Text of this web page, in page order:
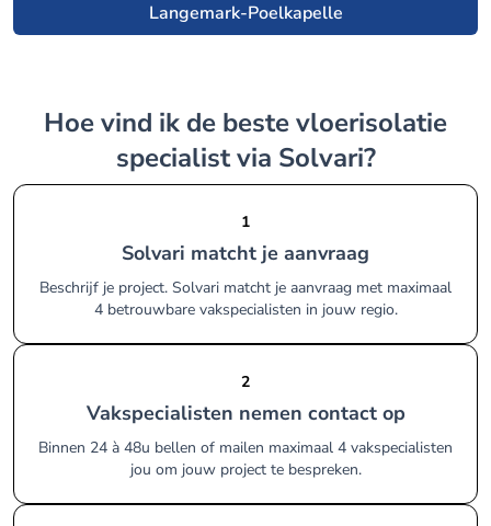
Langemark-Poelkapelle
Hoe vind ik de beste vloerisolatie
specialist via Solvari?
1
Solvari matcht je aanvraag
Beschrijf je project. Solvari matcht je aanvraag met maximaal
4 betrouwbare vakspecialisten in jouw regio.
2
Vakspecialisten nemen contact op
Binnen 24 à 48u bellen of mailen maximaal 4 vakspecialisten
jou om jouw project te bespreken.